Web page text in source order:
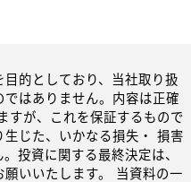
的としており、当社取り扱
はありません。内容は正確
すが、これを保証するもので
じた、いかなる損失・ 損害
投資に関する最終決定は、
いいたします。 当資料の一